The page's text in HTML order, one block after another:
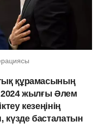
құрамасының
2024 жылғы Әлем
кезеңінің
күзде басталатын